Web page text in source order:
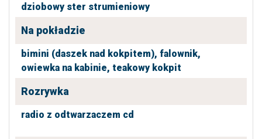
dziobowy ster strumieniowy
Na pokładzie
bimini (daszek nad kokpitem), falownik,
owiewka na kabinie, teakowy kokpit
Rozrywka
radio z odtwarzaczem cd